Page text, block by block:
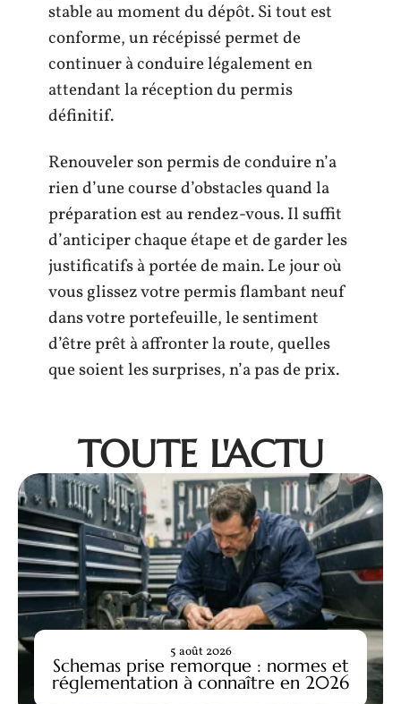
stable au moment du dépôt. Si tout est
conforme, un récépissé permet de
continuer à conduire légalement en
attendant la réception du permis
définitif.
Renouveler son permis de conduire n’a
rien d’une course d’obstacles quand la
préparation est au rendez-vous. Il suffit
d’anticiper chaque étape et de garder les
justificatifs à portée de main. Le jour où
vous glissez votre permis flambant neuf
dans votre portefeuille, le sentiment
d’être prêt à affronter la route, quelles
que soient les surprises, n’a pas de prix.
TOUTE L'ACTU
Schemas prise remorque : normes et
réglementation à connaître en 2026
5 août 2026